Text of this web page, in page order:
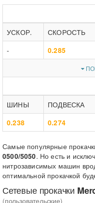
УСКОР.
СКОРОСТЬ
-
0.285
ШИНЫ
ПОДВЕСКА
0.238
0.274
Самые популярные
0500/5050. Но есть и
нитрозависимых машин
оптимальной прокачкой
Сетевые прокачки
(пользовательские)